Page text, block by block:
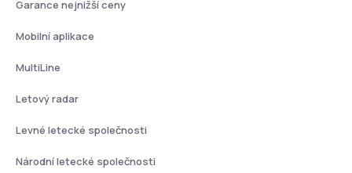
Garance nejnižší ceny
Mobilní aplikace
MultiLine
Letový radar
Levné letecké společnosti
Národní letecké společnosti